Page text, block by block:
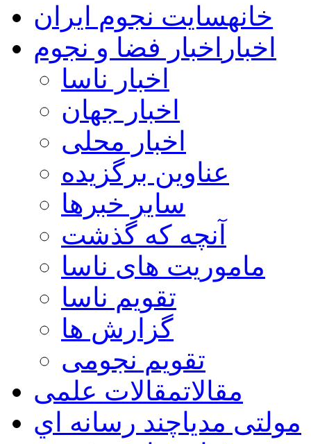
خانهسایت نجوم ایران
اخبار اخبار فضا و نجوم
اخبار ناسا
اخبار جهان
اخبار محلی
عناوین برگزیده
سایر خبرها
آنچه که گذشت
ماموریت های ناسا
تقویم ناسا
گزارش ها
تقویم نجومی
مقالاتمقالات علمی
مولتی مدیاچند رسانه اي